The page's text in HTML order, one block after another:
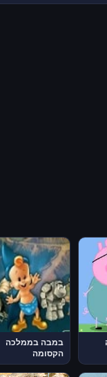
במבה בממלכה
הקסומה